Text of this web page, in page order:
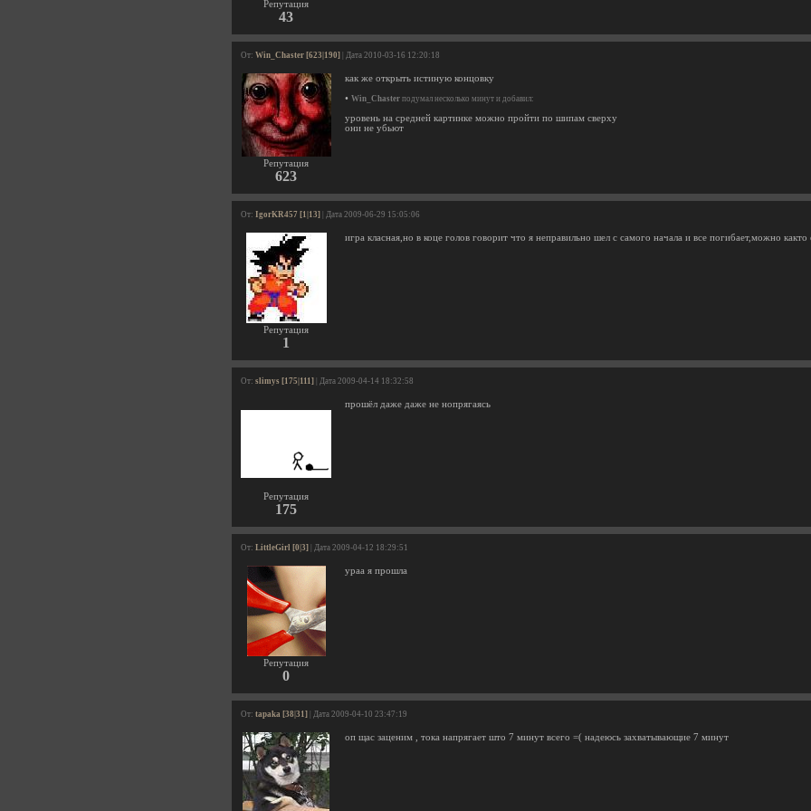
Репутация
43
От: Win_Chaster [623|190] | Дата 2010-03-16 12:20:18
Репутация
623
как же открыть истиную концовку
• Win_Chaster подумал несколько минут и добавил:
уровень на средней картинке можно пройти по шипам сверху
они не убьют
От: IgorKR457 [1|13] | Дата 2009-06-29 15:05:06
Репутация
1
игра класная,но в коце голов говорит что я неправильно шел с самого начала и все погибает,можно
От: slimys [175|111] | Дата 2009-04-14 18:32:58
Репутация
175
прошёл даже даже не нопрягаясь
От: LittleGirl [0|3] | Дата 2009-04-12 18:29:51
Репутация
0
ураа я прошла
От: tapaka [38|31] | Дата 2009-04-10 23:47:19
оп щас заценим , тока напрягает што 7 минут всего =( надеюсь захватывающие 7 минут